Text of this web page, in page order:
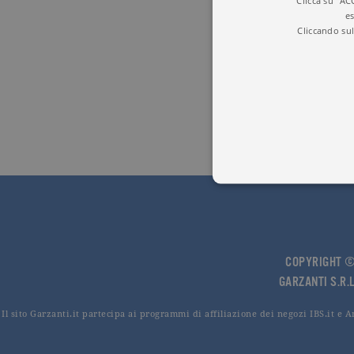
COPYRIGHT
GARZANTI
Il sito Garzanti.it partecipa ai programmi di affiliazione dei negozi IBS.it e
Cliccando
dell'account. Il sito Web
Garante, i cookie analitici
_gid